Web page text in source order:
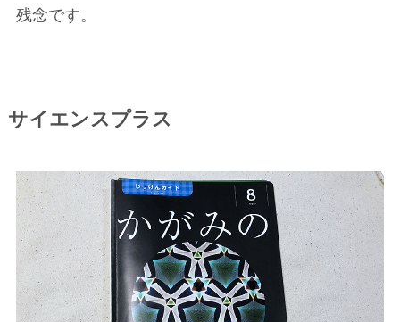
残念です。
サイエンスプラス